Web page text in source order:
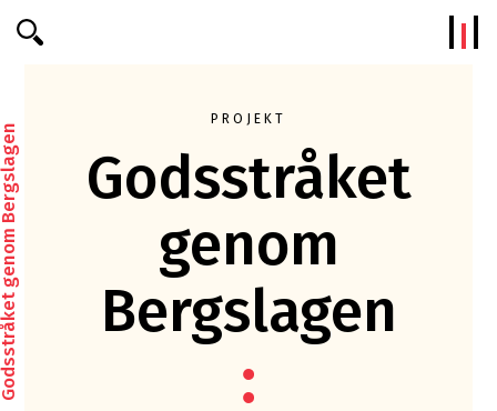
Efterklang
Bergslagen
PROJEKT
Godsstråket
genom
Bergslagen